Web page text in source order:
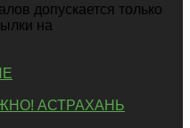
допускается только
на
АСТРАХАНЬ